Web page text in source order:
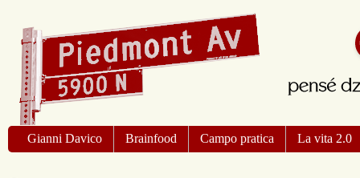
Gianni Davico Brainfood Campo pratica La vita 2.0